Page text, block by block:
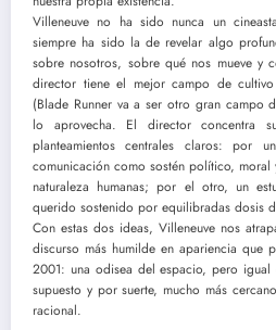
Villeneuve no ha sido nunca un
siempre ha sido la de revelar algo
sobre nosotros, sobre qué nos mueve y
director tiene el mejor campo de
(Blade Runner va a ser otro gran campo
lo aprovecha. El director concentra
planteamientos centrales claros: por
comunicación como sostén político,
naturaleza humanas; por el otro, un
querido sostenido por equilibradas dosis
Con estas dos ideas, Villeneuve nos
discurso más humilde en apariencia que
2001: una odisea del espacio, pero
supuesto y por suerte, mucho más
racional.